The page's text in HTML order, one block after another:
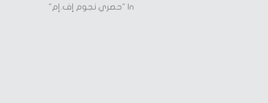
In "حصري نجوم إف.إم"